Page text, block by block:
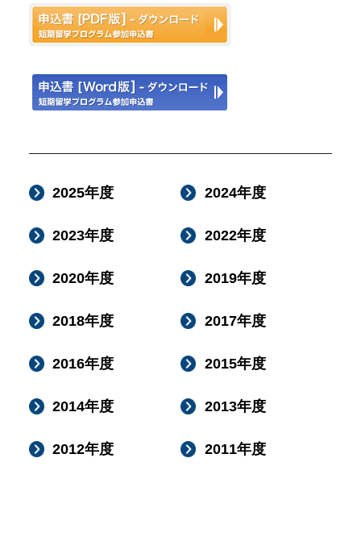
2025年度 2024年度
2023年度 2022年度
2020年度 2019年度
2018年度 2017年度
2016年度 2015年度
2014年度 2013年度
2012年度 2011年度